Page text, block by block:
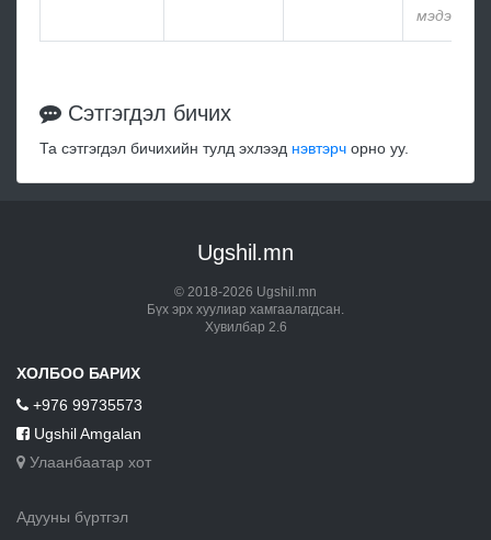
Сэтгэгдэл бичих
Та сэтгэгдэл бичихийн тулд эхлээд нэвтэрч орно уу.
Ugshil.mn
© 2018-2026 Ugshil.mn
Бүх эрх хуулиар хамгаалагдсан.
Хувилбар 2.6
ХОЛБОО БАРИХ
+976 99735573
Ugshil Amgalan
Улаанбаатар хот
Адууны бүртгэл